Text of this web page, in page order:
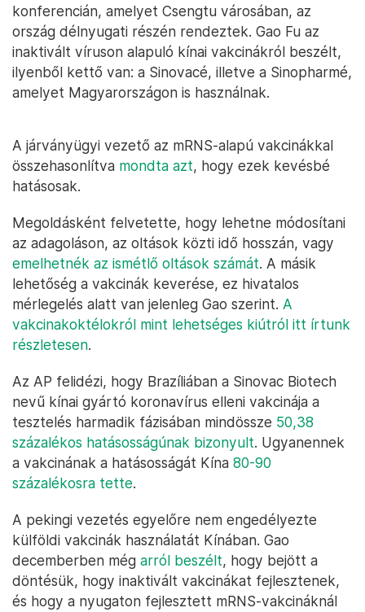
konferencián, amelyet Csengtu városában, az
ország délnyugati részén rendeztek. Gao Fu az
inaktivált víruson alapuló kínai vakcinákról beszélt,
ilyenből kettő van: a Sinovacé, illetve a Sinopharmé,
amelyet Magyarországon is használnak.
A járványügyi vezető az mRNS-alapú vakcinákkal
összehasonlítva mondta azt, hogy ezek kevésbé
hatásosak.
Megoldásként felvetette, hogy lehetne módosítani
az adagoláson, az oltások közti idő hosszán, vagy
emelhetnék az ismétlő oltások számát. A másik
lehetőség a vakcinák keverése, ez hivatalos
mérlegelés alatt van jelenleg Gao szerint. A
vakcinakoktélokról mint lehetséges kiútról itt írtunk
részletesen.
Az AP felidézi, hogy Brazíliában a Sinovac Biotech
nevű kínai gyártó koronavírus elleni vakcinája a
tesztelés harmadik fázisában mindössze 50,38
százalékos hatásosságúnak bizonyult. Ugyanennek
a vakcinának a hatásosságát Kína 80-90
százalékosra tette.
A pekingi vezetés egyelőre nem engedélyezte
külföldi vakcinák használatát Kínában. Gao
decemberben még arról beszélt, hogy bejött a
döntésük, hogy inaktivált vakcinákat fejlesztenek,
és hogy a nyugaton fejlesztett mRNS-vakcináknál